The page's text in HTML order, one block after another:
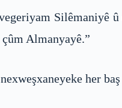
Silêmaniyê
Almanyayê.”
her